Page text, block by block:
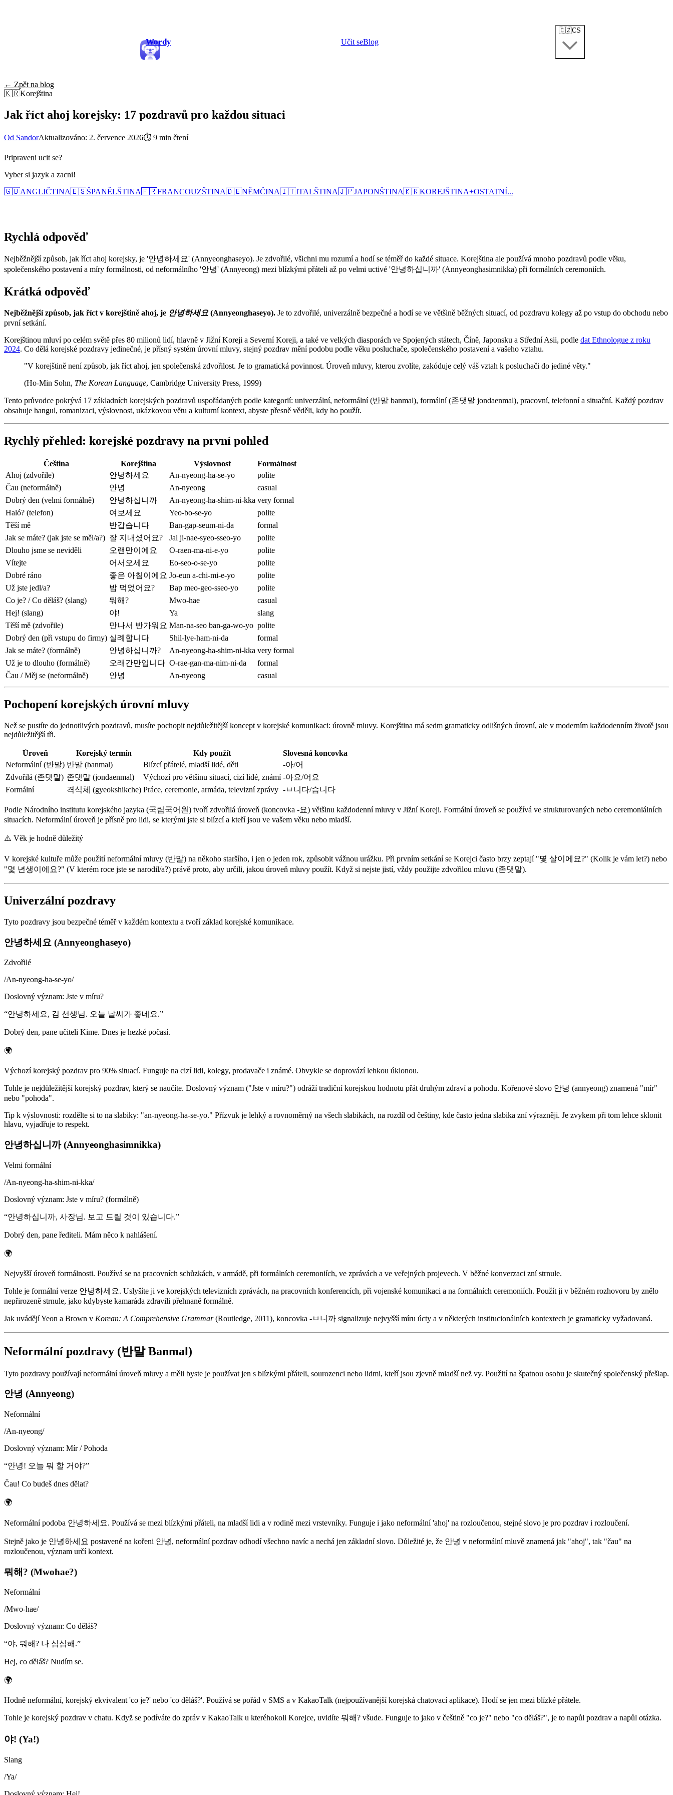
Wordy Učit seBlog
🇨🇿CS
← Zpět na blog
🇰🇷Korejština
Jak říct ahoj korejsky: 17 pozdravů pro každou situaci
Od SandorAktualizováno: 2. července 2026⏱ 9 min čtení
Pripraveni ucit se?
Vyber si jazyk a zacni!
🇬🇧ANGLIČTINA🇪🇸ŠPANĚLŠTINA🇫🇷FRANCOUZŠTINA🇩🇪NĚMČINA🇮🇹ITALŠTINA🇯🇵JAPONŠTINA🇰🇷KOREJŠTINA+OSTATNÍ...
Rychlá odpověď
Nejběžnější způsob, jak říct ahoj korejsky, je '안녕하세요' (Annyeonghaseyo). Je zdvořilé, všichni mu rozumí a hodí se téměř do každé situace. Korejština ale používá mnoho pozdravů podle věku,
společenského postavení a míry formálnosti, od neformálního '안녕' (Annyeong) mezi blízkými přáteli až po velmi uctivé '안녕하십니까' (Annyeonghasimnikka) při formálních ceremoniích.
Krátká odpověď
Nejběžnější způsob, jak říct v korejštině ahoj, je 안녕하세요 (Annyeonghaseyo). Je to zdvořilé, univerzálně bezpečné a hodí se ve většině běžných situací, od pozdravu kolegy až po vstup do obchodu nebo
první setkání.
Korejštinou mluví po celém světě přes 80 milionů lidí, hlavně v Jižní Koreji a Severní Koreji, a také ve velkých diasporách ve Spojených státech, Číně, Japonsku a Střední Asii, podle dat Ethnologue z roku
2024. Co dělá korejské pozdravy jedinečné, je přísný systém úrovní mluvy, stejný pozdrav mění podobu podle věku posluchače, společenského postavení a vašeho vztahu.
"V korejštině není způsob, jak říct ahoj, jen společenská zdvořilost. Je to gramatická povinnost. Úroveň mluvy, kterou zvolíte, zakóduje celý váš vztah k posluchači do jediné věty."
(Ho-Min Sohn, The Korean Language, Cambridge University Press, 1999)
Tento průvodce pokrývá 17 základních korejských pozdravů uspořádaných podle kategorií: univerzální, neformální (반말 banmal), formální (존댓말 jondaenmal), pracovní, telefonní a situační. Každý pozdrav
obsahuje hangul, romanizaci, výslovnost, ukázkovou větu a kulturní kontext, abyste přesně věděli, kdy ho použít.
Rychlý přehled: korejské pozdravy na první pohled
Čeština Korejština Výslovnost
Formálnost
Ahoj (zdvořile)
안녕하세요 An-nyeong-ha-se-yo
polite
Čau (neformálně)
안녕 An-nyeong
casual
Dobrý den (velmi formálně)
안녕하십니까 An-nyeong-ha-shim-ni-kka very formal
Haló? (telefon)
여보세요 Yeo-bo-se-yo
polite
Těší mě
반갑습니다 Ban-gap-seum-ni-da
formal
Jak se máte? (jak jste se měl/a?) 잘 지내셨어요? Jal ji-nae-syeo-sseo-yo
polite
Dlouho jsme se neviděli
오랜만이에요 O-raen-ma-ni-e-yo
polite
Vítejte
어서오세요 Eo-seo-o-se-yo
polite
Dobré ráno
좋은 아침이에요 Jo-eun a-chi-mi-e-yo
polite
Už jste jedl/a?
밥 먹었어요? Bap meo-geo-sseo-yo
polite
Co je? / Co děláš? (slang)
뭐해? Mwo-hae
casual
Hej! (slang)
야! Ya
slang
Těší mě (zdvořile)
만나서 반가워요 Man-na-seo ban-ga-wo-yo polite
Dobrý den (při vstupu do firmy) 실례합니다 Shil-lye-ham-ni-da
formal
Jak se máte? (formálně)
안녕하십니까? An-nyeong-ha-shim-ni-kka very formal
Už je to dlouho (formálně)
오래간만입니다 O-rae-gan-ma-nim-ni-da
formal
Čau / Měj se (neformálně)
안녕 An-nyeong casual
Pochopení korejských úrovní mluvy
Než se pustíte do jednotlivých pozdravů, musíte pochopit nejdůležitější koncept v korejské komunikaci: úrovně mluvy. Korejština má sedm gramaticky odlišných úrovní, ale v moderním každodenním životě jsou
nejdůležitější tři.
Úroveň Korejský termín Kdy použít
Slovesná koncovka
Neformální (반말) 반말 (banmal) Blízcí přátelé, mladší lidé, děti
-아/어
Zdvořilá (존댓말) 존댓말 (jondaenmal) Výchozí pro většinu situací, cizí lidé, známí -아요/어요
Formální
격식체 (gyeokshikche) Práce, ceremonie, armáda, televizní zprávy -ㅂ니다/습니다
Podle Národního institutu korejského jazyka (국립국어원) tvoří zdvořilá úroveň (koncovka -요) většinu každodenní mluvy v Jižní Koreji. Formální úroveň se používá ve strukturovaných nebo ceremoniálních
situacích. Neformální úroveň je přísně pro lidi, se kterými jste si blízcí a kteří jsou ve vašem věku nebo mladší.
⚠️ Věk je hodně důležitý
V korejské kultuře může použití neformální mluvy (반말) na někoho staršího, i jen o jeden rok, způsobit vážnou urážku. Při prvním setkání se Korejci často brzy zeptají "몇 살이에요?" (Kolik je vám let?) nebo
"몇 년생이에요?" (V kterém roce jste se narodil/a?) právě proto, aby určili, jakou úroveň mluvy použít. Když si nejste jistí, vždy použijte zdvořilou mluvu (존댓말).
Univerzální pozdravy
Tyto pozdravy jsou bezpečné téměř v každém kontextu a tvoří základ korejské komunikace.
안녕하세요 (Annyeonghaseyo)
Zdvořilé
/An-nyeong-ha-se-yo/
Doslovný význam: Jste v míru?
“안녕하세요, 김 선생님. 오늘 날씨가 좋네요.”
Dobrý den, pane učiteli Kime. Dnes je hezké počasí.
🌍
Výchozí korejský pozdrav pro 90% situací. Funguje na cizí lidi, kolegy, prodavače i známé. Obvykle se doprovází lehkou úklonou.
Tohle je nejdůležitější korejský pozdrav, který se naučíte. Doslovný význam ("Jste v míru?") odráží tradiční korejskou hodnotu přát druhým zdraví a pohodu. Kořenové slovo 안녕 (annyeong) znamená "mír"
nebo "pohoda".
Tip k výslovnosti: rozdělte si to na slabiky: "an-nyeong-ha-se-yo." Přízvuk je lehký a rovnoměrný na všech slabikách, na rozdíl od češtiny, kde často jedna slabika zní výrazněji. Je zvykem při tom lehce sklonit
hlavu, vyjadřuje to respekt.
안녕하십니까 (Annyeonghasimnikka)
Velmi formální
/An-nyeong-ha-shim-ni-kka/
Doslovný význam: Jste v míru? (formálně)
“안녕하십니까, 사장님. 보고 드릴 것이 있습니다.”
Dobrý den, pane řediteli. Mám něco k nahlášení.
🌍
Nejvyšší úroveň formálnosti. Používá se na pracovních schůzkách, v armádě, při formálních ceremoniích, ve zprávách a ve veřejných projevech. V běžné konverzaci zní strnule.
Tohle je formální verze 안녕하세요. Uslyšíte ji ve korejských televizních zprávách, na pracovních konferencích, při vojenské komunikaci a na formálních ceremoniích. Použít ji v běžném rozhovoru by znělo
nepřirozeně strnule, jako kdybyste kamaráda zdravili přehnaně formálně.
Jak uvádějí Yeon a Brown v Korean: A Comprehensive Grammar(Routledge, 2011), koncovka -ㅂ니까 signalizuje nejvyšší míru úcty a v některých institucionálních kontextech je gramaticky vyžadovaná.
Neformální pozdravy (반말 Banmal)
Tyto pozdravy používají neformální úroveň mluvy a měli byste je používat jen s blízkými přáteli, sourozenci nebo lidmi, kteří jsou zjevně mladší než vy. Použití na špatnou osobu je skutečný společenský přešlap.
안녕 (Annyeong)
Neformální
/An-nyeong/
Doslovný význam: Mír / Pohoda
“안녕! 오늘 뭐 할 거야?”
Čau! Co budeš dnes dělat?
🌍
Neformální podoba 안녕하세요. Používá se mezi blízkými přáteli, na mladší lidi a v rodině mezi vrstevníky. Funguje i jako neformální 'ahoj' na rozloučenou, stejné slovo je pro pozdrav i rozloučení.
Stejně jako je 안녕하세요 postavené na kořeni 안녕, neformální pozdrav odhodí všechno navíc a nechá jen základní slovo. Důležité je, že 안녕 v neformální mluvě znamená jak "ahoj", tak "čau" na
rozloučenou, význam určí kontext.
뭐해? (Mwohae?)
Neformální
/Mwo-hae/
Doslovný význam: Co děláš?
“야, 뭐해? 나 심심해.”
Hej, co děláš? Nudím se.
🌍
Hodně neformální, korejský ekvivalent 'co je?' nebo 'co děláš?'. Používá se pořád v SMS a v KakaoTalk (nejpoužívanější korejská chatovací aplikace). Hodí se jen mezi blízké přátele.
Tohle je korejský pozdrav v chatu. Když se podíváte do zpráv v KakaoTalk u kteréhokoli Korejce, uvidíte 뭐해? všude. Funguje to jako v češtině "co je?" nebo "co děláš?", je to napůl pozdrav a napůl otázka.
야! (Ya!)
Slang
/Ya/